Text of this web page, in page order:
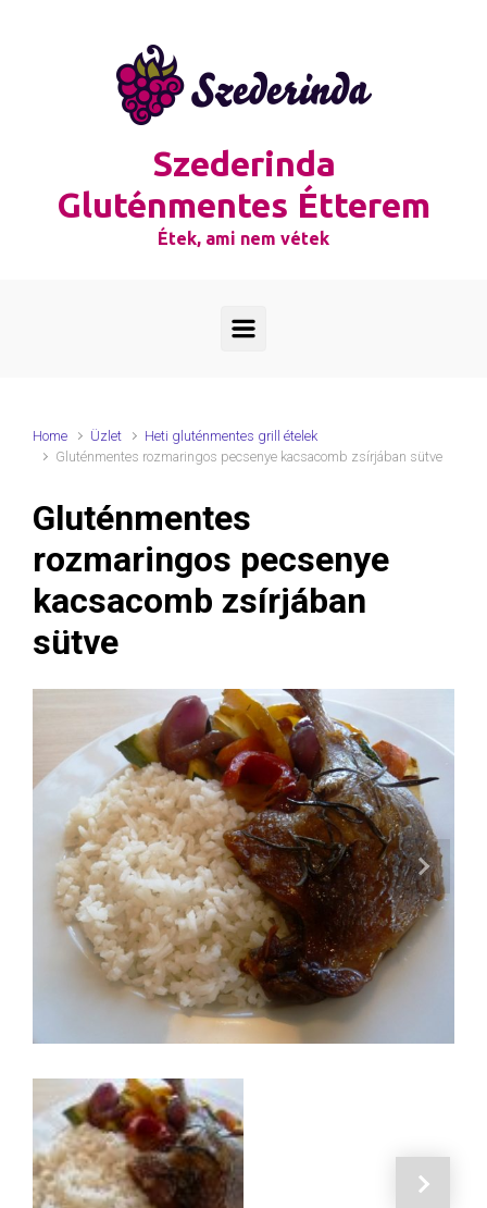
Szederinda
Gluténmentes Étterem
Étek, ami nem vétek
Home Üzlet
Heti gluténmentes grill ételek
Gluténmentes rozmaringos pecsenye kacsacomb zsírjában sütve
Gluténmentes
rozmaringos pecsenye
kacsacomb zsírjában
sütve
Next